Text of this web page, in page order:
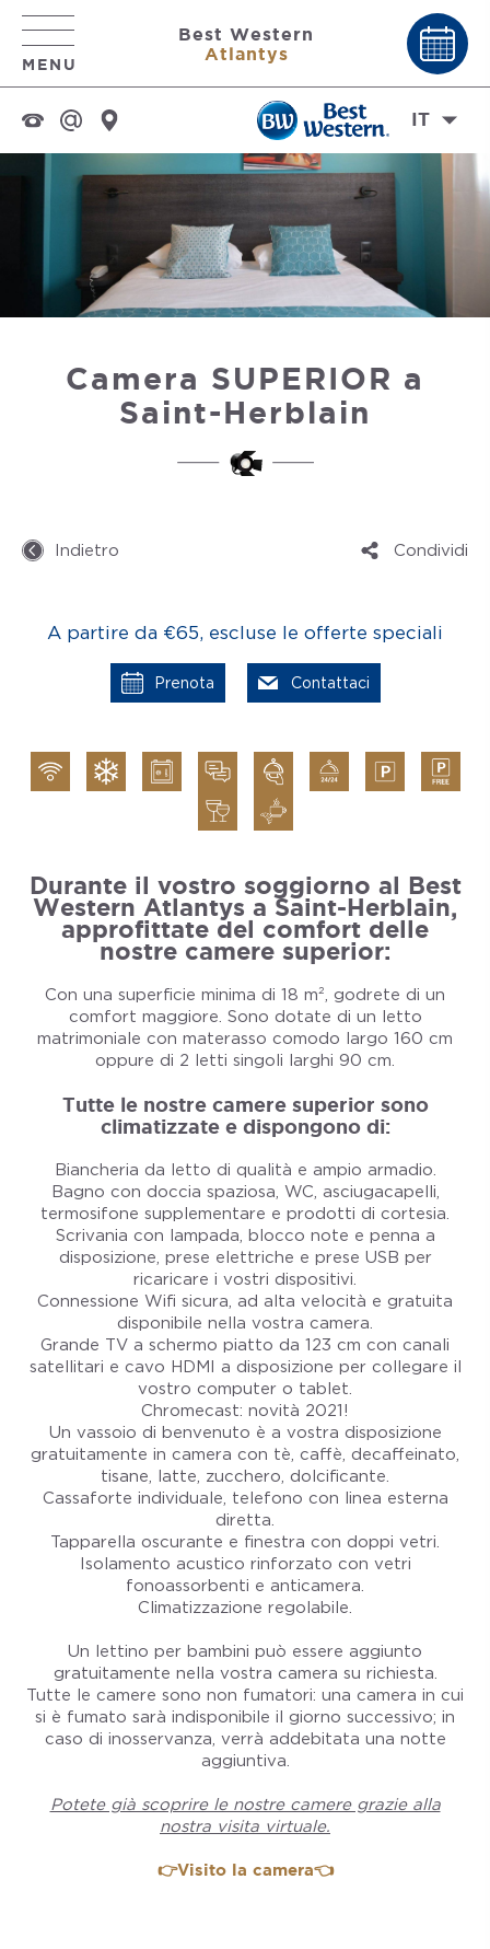
MENU
Best Western
Atlantys
IT
Camera SUPERIOR a
Saint-Herblain
Indietro Condividi
A partire da €65, escluse le offerte speciali
Prenota Contattaci
Durante il vostro soggiorno al Best
Western Atlantys a Saint-Herblain,
approfittate del comfort delle
nostre camere superior:
Con una superficie minima di 18 m², godrete di un
comfort maggiore. Sono dotate di un letto
matrimoniale con materasso comodo largo 160 cm
oppure di 2 letti singoli larghi 90 cm.
Tutte le nostre camere superior sono
climatizzate e dispongono di:
Biancheria da letto di qualità e ampio armadio.
Bagno con doccia spaziosa, WC, asciugacapelli,
termosifone supplementare e prodotti di cortesia.
Scrivania con lampada, blocco note e penna a
disposizione, prese elettriche e prese USB per
ricaricare i vostri dispositivi.
Connessione Wifi sicura, ad alta velocità e gratuita
disponibile nella vostra camera.
Grande TV a schermo piatto da 123 cm con canali
satellitari e cavo HDMI a disposizione per collegare il
vostro computer o tablet.
Chromecast: novità 2021!
Un vassoio di benvenuto è a vostra disposizione
gratuitamente in camera con tè, caffè, decaffeinato,
tisane, latte, zucchero, dolcificante.
Cassaforte individuale, telefono con linea esterna
diretta.
Tapparella oscurante e finestra con doppi vetri.
Isolamento acustico rinforzato con vetri
fonoassorbenti e anticamera.
Climatizzazione regolabile.
Un lettino per bambini può essere aggiunto
gratuitamente nella vostra camera su richiesta.
Tutte le camere sono non fumatori: una camera in cui
si è fumato sarà indisponibile il giorno successivo; in
caso di inosservanza, verrà addebitata una notte
aggiuntiva.
Potete già scoprire le nostre camere grazie alla
nostra visita virtuale.
👉Visito la camera👈